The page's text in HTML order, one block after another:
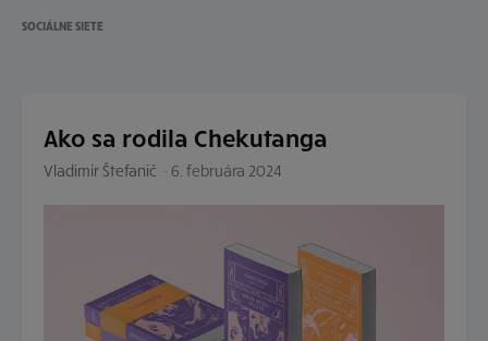
SOCIÁLNE SIETE
Ako sa rodila Chekutanga
Vladimír Štefanič - 6. februára 2024